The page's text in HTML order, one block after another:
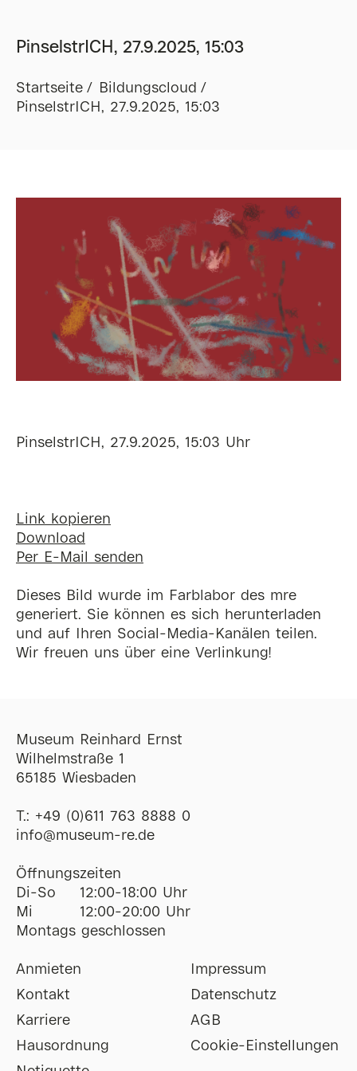
PinselstrICH, 27.9.2025, 15:03
Startseite
Bildungscloud
PinselstrICH, 27.9.2025, 15:03
PinselstrICH, 27.9.2025, 15:03 Uhr
Link kopieren
Download
Per E-Mail senden
Dieses Bild wurde im Farblabor des mre
generiert. Sie können es sich herunterladen
und auf Ihren Social-Media-Kanälen teilen.
Wir freuen uns über eine Verlinkung!
Museum Reinhard Ernst
Wilhelmstraße 1
65185 Wiesbaden
T.: +49 (0)611 763 8888 0
ofni@museum-re de
Öffnungszeiten
Di-So
12:00-18:00 Uhr
Mi
12:00-20:00 Uhr
Montags geschlossen
Anmieten
Kontakt
Karriere
Hausordnung
Impressum
Datenschutz
AGB
Cookie-Einstellungen